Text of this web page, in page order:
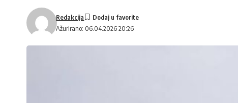
Ažurirano: 06.04.2026 20:26
Redakcija